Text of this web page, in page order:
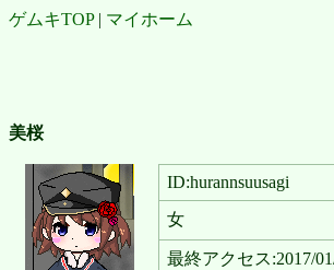
ゲムキTOP| マイホーム
美桜
ID:hurannsuusagi
女
最終アクセス:2017/